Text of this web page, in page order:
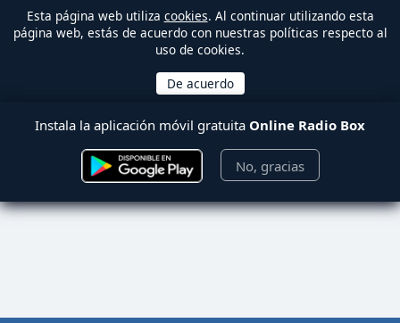
Esta página web utiliza cookies. Al continuar utilizando esta
página web, estás de acuerdo con nuestras políticas respecto al
uso de cookies.
Instala la aplicación móvil gratuita Online Radio Box
No, gracias